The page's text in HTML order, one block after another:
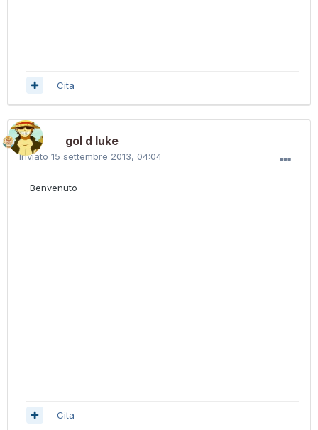
Cita
gol d luke
Inviato 15 settembre 2013, 04:04
Benvenuto
Cita